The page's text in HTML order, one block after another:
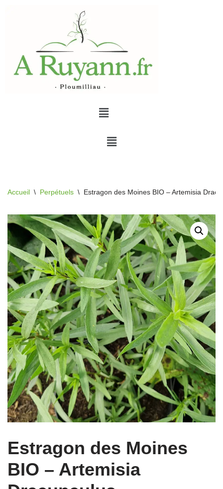
Accueil \ Perpétuels \ Estragon des Moines BIO – Artemisia
Estragon des Moines
BIO – Artemisia